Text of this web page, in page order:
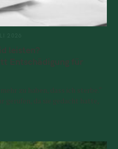
leisten?
Entschädigung für
zu haben, dass ich sterbe.“
gerufen, da sie gedacht hatte,